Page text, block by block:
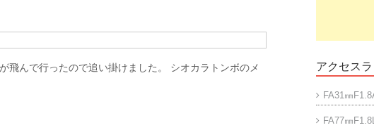
飛んで行ったので追い掛けました。 シオカラトンボのメ
アクセス
FA31㎜
FA77㎜